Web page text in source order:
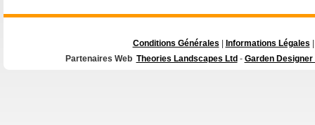
Conditions Générales Informations Légales
Partenaires Web Theories Landscapes Ltd - Garden Designer